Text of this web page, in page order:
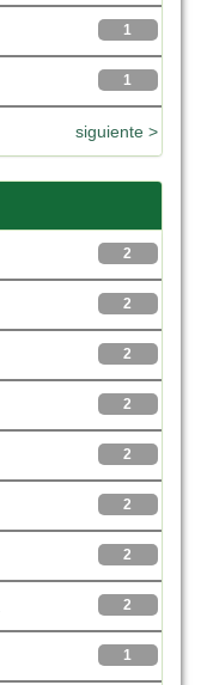
1
1
siguiente >
2
2
2
2
2
2
2
2
1